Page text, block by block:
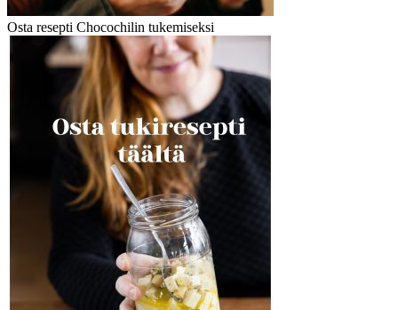
Osta resepti Chocochilin tukemiseksi